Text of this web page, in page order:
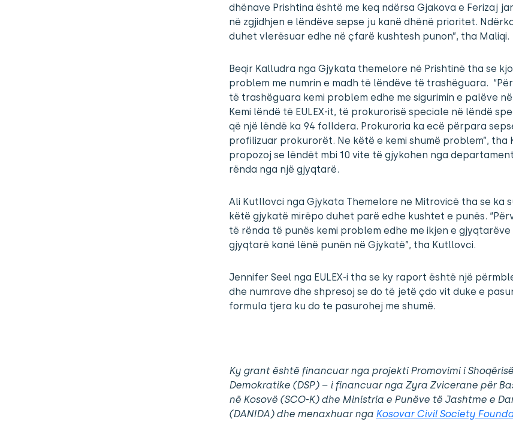
dhënave Prishtina është me keq ndërsa Gjakova e Ferizaj
në zgjidhjen e lëndëve sepse ju kanë dhënë prioritet.
duhet vlerësuar edhe në çfarë kushtesh punon”, tha Maliqi.
Beqir Kalludra nga Gjykata themelore në Prishtinë tha se
problem me numrin e madh të lëndëve të trashëguara.
të trashëguara kemi problem edhe me sigurimin e palëve
Kemi lëndë të EULEX-it, të prokurorisë speciale në lëndë
që një lëndë ka 94 folldera. Prokuroria ka ecë përpara
profilizuar prokurorët. Ne këtë e kemi shumë problem”, tha
propozoj se lëndët mbi 10 vite të gjykohen nga
rënda nga një gjyqtarë.
Ali Kutllovci nga Gjykata Themelore ne Mitrovicë tha se ka
këtë gjykatë mirëpo duhet parë edhe kushtet e punës.
të rënda të punës kemi problem edhe me ikjen e gjyqtarëve
gjyqtarë kanë lënë punën në Gjykatë”, tha Kutllovci.
Jennifer Seel nga EULEX-i tha se ky raport është një
dhe numrave dhe shpresoj se do të jetë çdo vit duke e
formula tjera ku do te pasurohej me shumë.
Ky grant është financuar nga projekti Promovimi i Shoqërisë
Demokratike (DSP) – i financuar nga Zyra Zvicerane për
në Kosovë (SCO-K) dhe Ministria e Punëve të Jashtme e
(DANIDA) dhe menaxhuar nga Kosovar Civil Society